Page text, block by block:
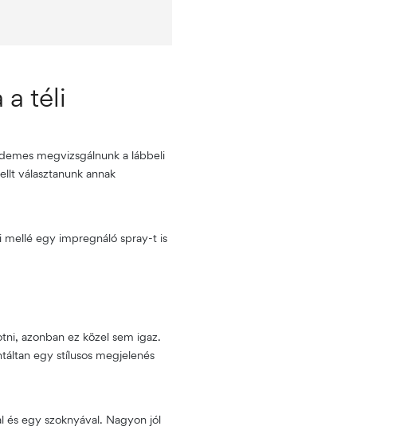
a téli
megvizsgálnunk a lábbeli
választanunk annak
mellé egy impregnáló spray-t is
azonban ez közel sem igaz.
egy stílusos megjelenés
és egy szoknyával. Nagyon jól